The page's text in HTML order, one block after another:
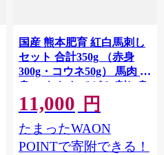
国産 熊本肥育 紅白馬刺し
セット 合計350g （赤身
300g・コウネ50g） 馬肉 赤
身 コウネ たてがみ 刺し身
刺身 新鮮 ヘルシー おつま
み 晩酌 贈り物 真空パック
ブロック 冷凍 熊本県 八代
市
11,000 円
たまったWAON
POINTで寄附できる！